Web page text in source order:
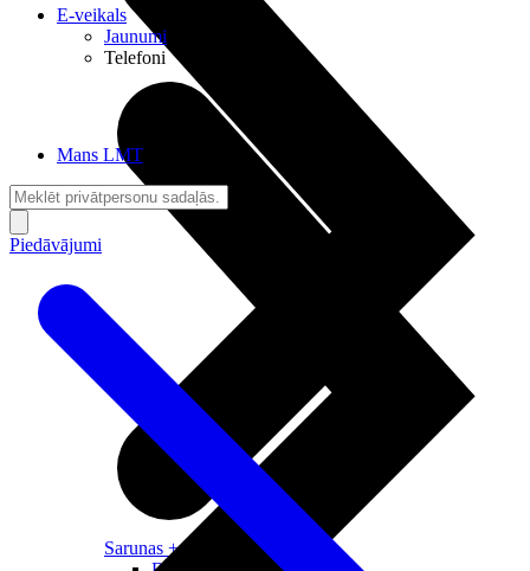
Sarunas + Internets
E-veikals
Jaunumi
Telefoni
Mans LMT
Piedāvājumi